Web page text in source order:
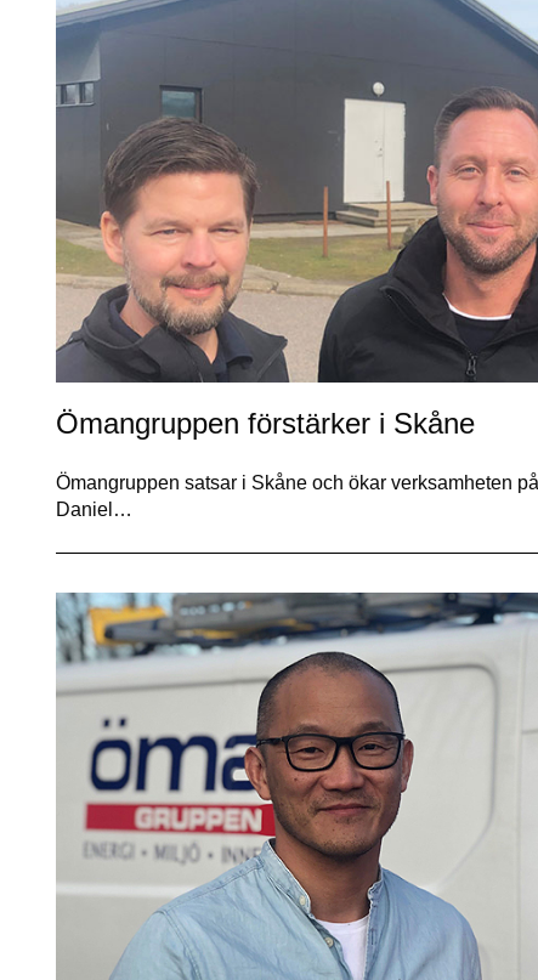
Ömangruppen förstärker i Skåne
Ömangruppen satsar i Skåne och ökar verksamheten
Daniel…